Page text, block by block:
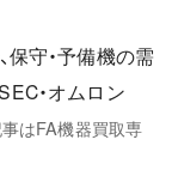
保守・予備機の需
・オムロン
事はFA機器買取専